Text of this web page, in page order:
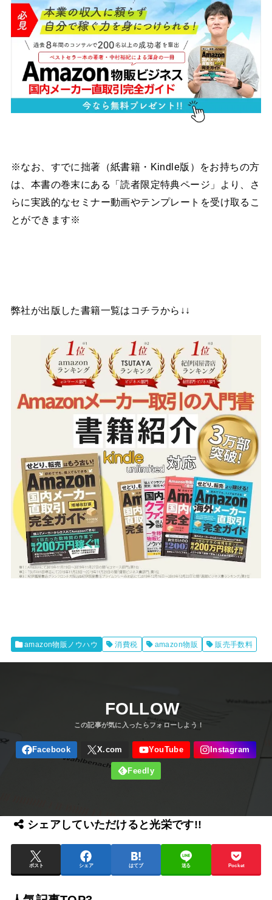
※なお、すでに拙著（紙書籍・Kindle版）をお持ちの方
は、本書の巻末にある「読者限定特典ページ」より、さ
らに実践的なセミナー動画やテンプレートを受け取るこ
とができます※
弊社が出版した書籍一覧はコチラから↓↓
amazon物販ノウハウ 消費税 amazon物販 販売手数料
FOLLOW
シェアしていただけると光栄です!!
ポスト シェア はてブ 送る Pocket